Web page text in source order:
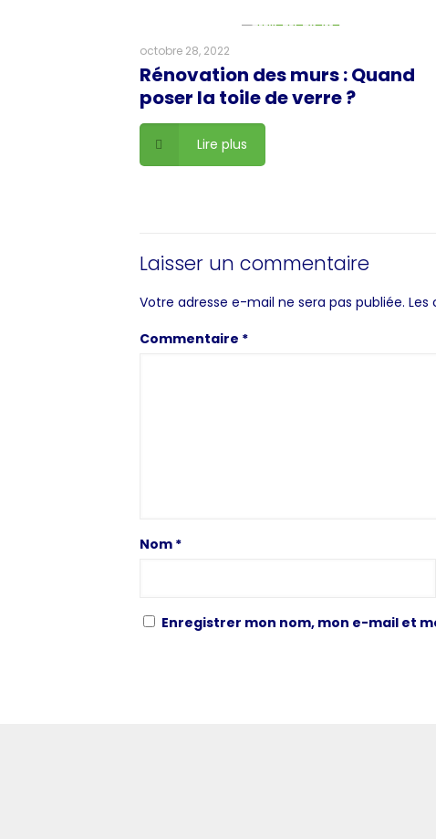
octobre 28, 2022
Rénovation des murs : Quand
poser la toile de verre ?
Lire plus
Laisser un commentaire
Votre adresse e-mail ne sera pas publiée. Les
Commentaire *
Nom *
Enregistrer mon nom, mon e-mail et